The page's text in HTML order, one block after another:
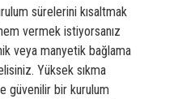
sürelerini kısaltmak
vermek istiyorsanız
veya manyetik bağlama
Yüksek sıkma
güvenilir bir kurulum